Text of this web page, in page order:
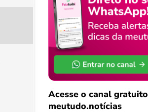
Acesse o canal gratuito
meutudo.notícias